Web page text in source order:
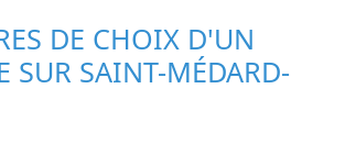
DE CHOIX D'UN
SUR SAINT-MÉDARD-